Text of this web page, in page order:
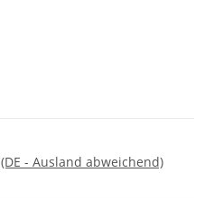
(DE - Ausland abweichend)